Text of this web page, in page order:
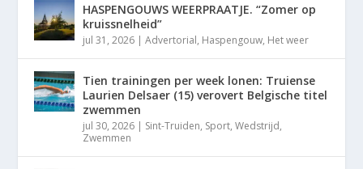
HASPENGOUWS WEERPRAATJE. “Zomer op
kruissnelheid”
jul 31, 2026 |Advertorial, Haspengouw, Het weer
Tien trainingen per week lonen: Truiense
Laurien Delsaer (15) verovert Belgische titel
zwemmen
jul 30, 2026 | Sint-Truiden, Sport,Wedstrijd,
Zwemmen